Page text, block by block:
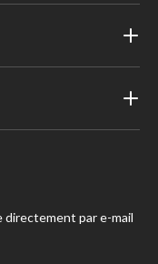
directement par e-mail